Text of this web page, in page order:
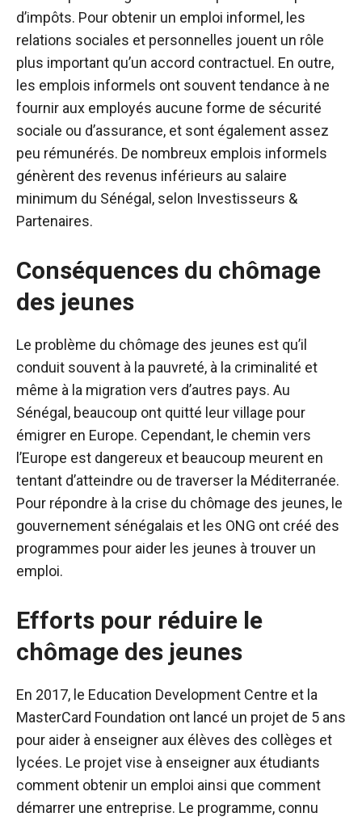
d’impôts. Pour obtenir un emploi informel, les
relations sociales et personnelles jouent un rôle
plus important qu’un accord contractuel. En outre,
les emplois informels ont souvent tendance à ne
fournir aux employés aucune forme de sécurité
sociale ou d’assurance, et sont également assez
peu rémunérés. De nombreux emplois informels
génèrent des revenus inférieurs au salaire
minimum du Sénégal, selon Investisseurs &
Partenaires.
Conséquences du chômage
des jeunes
Le problème du chômage des jeunes est qu’il
conduit souvent à la pauvreté, à la criminalité et
même à la migration vers d’autres pays. Au
Sénégal, beaucoup ont quitté leur village pour
émigrer en Europe. Cependant, le chemin vers
l’Europe est dangereux et beaucoup meurent en
tentant d’atteindre ou de traverser la Méditerranée.
Pour répondre à la crise du chômage des jeunes, le
gouvernement sénégalais et les ONG ont créé des
programmes pour aider les jeunes à trouver un
emploi.
Efforts pour réduire le
chômage des jeunes
En 2017, le Education Development Centre et la
MasterCard Foundation ont lancé un projet de 5 ans
pour aider à enseigner aux élèves des collèges et
lycées. Le projet vise à enseigner aux étudiants
comment obtenir un emploi ainsi que comment
démarrer une entreprise. Le programme, connu